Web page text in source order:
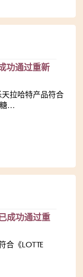
功通过重新
拉哈特产品符合
糖…
成功通过重
合《LOTTE